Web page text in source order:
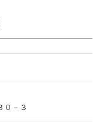
０－３